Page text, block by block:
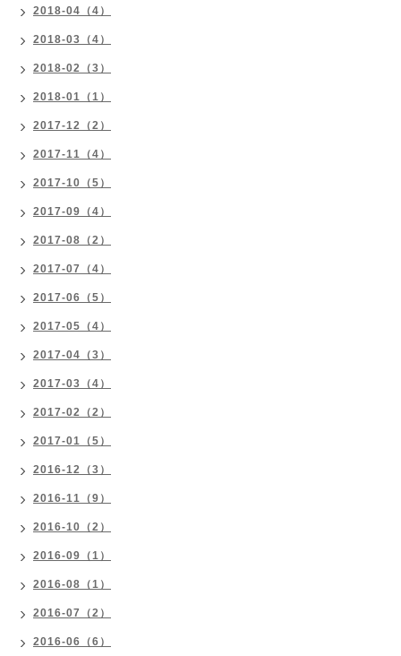
2018-04（4）
2018-03（4）
2018-02（3）
2018-01（1）
2017-12（2）
2017-11（4）
2017-10（5）
2017-09（4）
2017-08（2）
2017-07（4）
2017-06（5）
2017-05（4）
2017-04（3）
2017-03（4）
2017-02（2）
2017-01（5）
2016-12（3）
2016-11（9）
2016-10（2）
2016-09（1）
2016-08（1）
2016-07（2）
2016-06（6）